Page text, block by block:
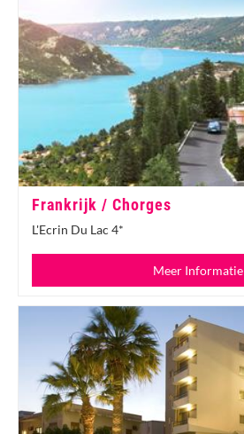
Frankrijk / Chorges
L'Ecrin Du Lac 4*
Meer Informatie